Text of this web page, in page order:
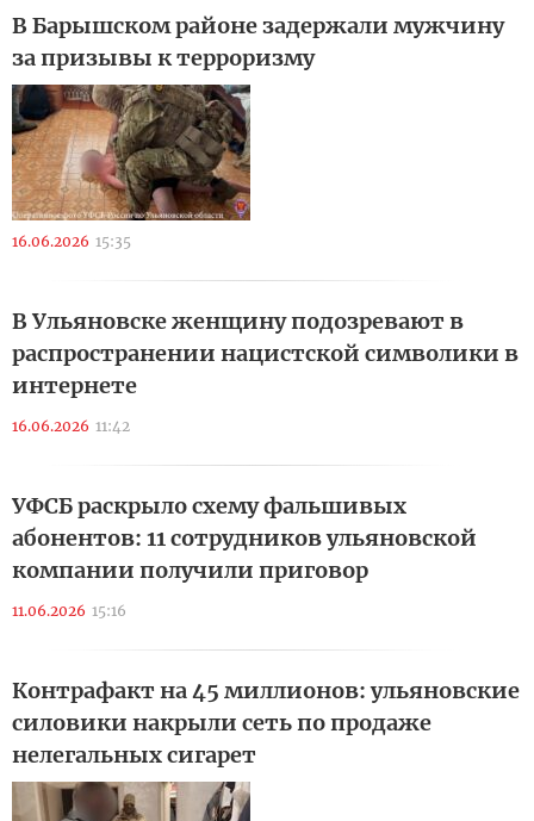
В Барышском районе задержали мужчину
за призывы к терроризму
16.06.2026 15:35
В Ульяновске женщину подозревают в
распространении нацистской символики в
интернете
16.06.2026 11:42
УФСБ раскрыло схему фальшивых
абонентов: 11 сотрудников ульяновской
компании получили приговор
11.06.2026 15:16
Контрафакт на 45 миллионов: ульяновские
силовики накрыли сеть по продаже
нелегальных сигарет